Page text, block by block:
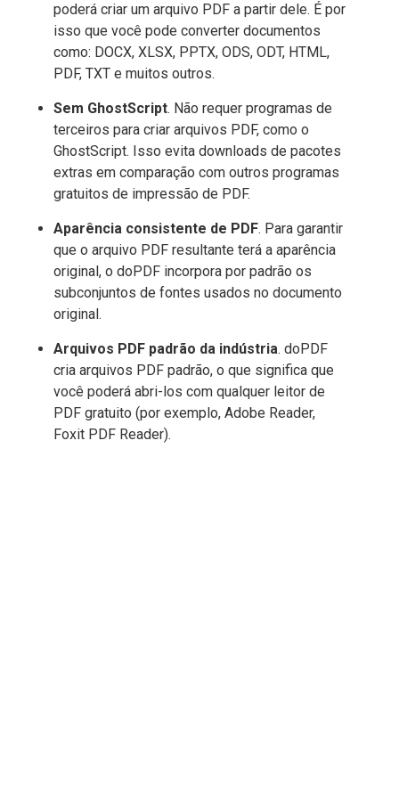
poderá criar um arquivo PDF a partir dele. É por
isso que você pode converter documentos
como: DOCX, XLSX, PPTX, ODS, ODT, HTML,
PDF, TXT e muitos outros.
Sem GhostScript. Não requer programas de
terceiros para criar arquivos PDF, como o
GhostScript. Isso evita downloads de pacotes
extras em comparação com outros programas
gratuitos de impressão de PDF.
Aparência consistente de PDF. Para garantir
que o arquivo PDF resultante terá a aparência
original, o doPDF incorpora por padrão os
subconjuntos de fontes usados no documento
original.
Arquivos PDF padrão da indústria. doPDF
cria arquivos PDF padrão, o que significa que
você poderá abri-los com qualquer leitor de
PDF gratuito (por exemplo, Adobe Reader,
Foxit PDF Reader).